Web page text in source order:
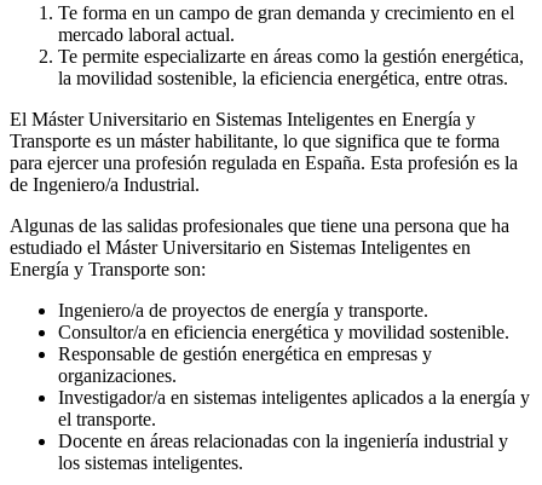
Te forma en un campo de gran demanda y crecimiento en el
mercado laboral actual.
Te permite especializarte en áreas como la gestión energética,
la movilidad sostenible, la eficiencia energética, entre otras.
El Máster Universitario en Sistemas Inteligentes en Energía y
Transporte es un máster habilitante, lo que significa que te forma
para ejercer una profesión regulada en España. Esta profesión es la
de Ingeniero/a Industrial.
Algunas de las salidas profesionales que tiene una persona que ha
estudiado el Máster Universitario en Sistemas Inteligentes en
Energía y Transporte son:
Ingeniero/a de proyectos de energía y transporte.
Consultor/a en eficiencia energética y movilidad sostenible.
Responsable de gestión energética en empresas y
organizaciones.
Investigador/a en sistemas inteligentes aplicados a la energía y
el transporte.
Docente en áreas relacionadas con la ingeniería industrial y
los sistemas inteligentes.